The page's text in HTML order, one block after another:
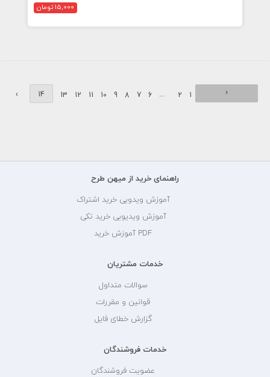
15,000 تومان
‹
1
2
...
6
7
8
9
10
11
12
13
14
›
راهنمای خرید از میهن طرح
آموزش ویدویی خرید اشتراک
آموزش ویدیویی خرید تکی
PDF آموزش خرید
خدمات مشتریان
سوالات متداول
قوانین و مقررات
گزارش خطای فایل
خدمات فروشندگان
عضویت فروشندگان